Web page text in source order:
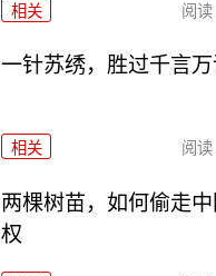
相关 阅读
一针苏绣，胜过千言
相关 阅读
两棵树苗，如何偷走
权